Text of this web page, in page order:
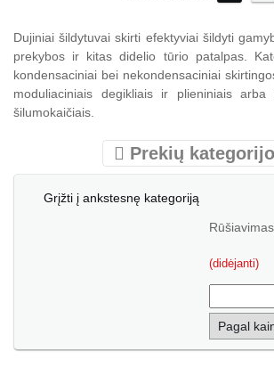
Dujiniai šildytuvai skirti efektyviai šildyti
prekybos ir kitas didelio tūrio patalpas.
kondensaciniai bei nekondensaciniai
moduliaciniais degikliais ir plieniniais arba
šilumokaičiais.
Prekių
Grįžti į ankstesnę kategoriją
(didėjanti)